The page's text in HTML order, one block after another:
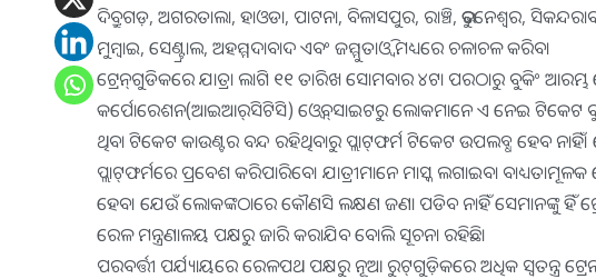
ଦିବ୍ରୁଗଡ଼, ଅଗରତାଲା, ହାଓଡା, ପାଟନା, ବିଳାସପୁର, ରାଞ୍ଚି, ଭୁବନେଶ୍ୱର,
ମୁମ୍ବାଇ, ସେଣ୍ଟ୍ରାଲ, ଅହମ୍ମଦାବାଦ ଏବଂ ଜମ୍ମୁତାଓ୍ବି ମଧ୍ୟରେ ଚଳାଚଳ କରିବ।
ଟ୍ରେନ୍‌ଗୁଡିକରେ ଯାତ୍ରା ଲାଗି ୧୧ ତାରିଖ ସୋମବାର ୪ଟା ପରଠାରୁ ବୁକିଂ
କର୍ପୋରେଶନ(ଆଇଆର୍‌ସିଟିସି) ଓ୍ବେବ୍‌ସାଇଟରୁ ଲୋକମାନେ ଏ ନେଇ ଟିକେଟ
ଥିବା ଟିକେଟ କାଉଣ୍ଟର ବନ୍ଦ ରହିଥିବାରୁ ପ୍ଲାଟ୍‌ଫର୍ମ ଟିକେଟ ଉପଲବ୍ଧ ହେବ
ପ୍ଲାଟ୍‌ଫର୍ମରେ ପ୍ରବେଶ କରିପାରିବେ। ଯାତ୍ରୀମାନେ ମାସ୍କ ଲଗାଇବା
ହେବ। ଯେଉଁ ଲୋକଙ୍କଠାରେ କୌଣସି ଲକ୍ଷଣ ଜଣା ପଡିବ ନାହିଁ ସେମାନଙ୍କୁ ହିଁ
ରେଳ ମନ୍ତ୍ରଣାଳୟ ପକ୍ଷରୁ ଜାରି କରାଯିବ ବୋଲି ସୂଚନା ରହିଛି।
ପରବର୍ତ୍ତୀ ପର୍ଯ୍ୟାୟରେ ରେଳପଥ ପକ୍ଷରୁ ନୂଆ ରୁଟ୍‌ଗୁଡ଼ିକରେ ଅଧିକ ସ୍ବତନ୍ତ୍ର